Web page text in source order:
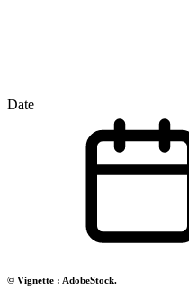
Date
© Vignette : AdobeStock.